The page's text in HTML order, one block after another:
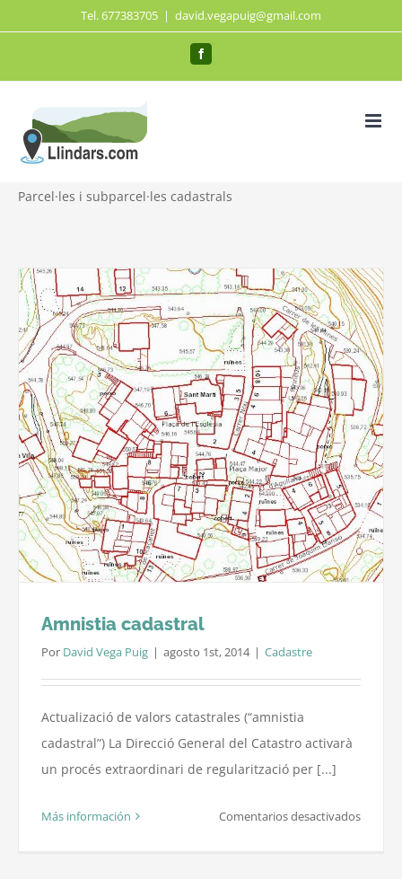
al
Tel. 677383705 | david.vegapuig@gmail.com
Facebook
Parcel·les i subparcel·les cadastrals
Amnistia cadastral
Por David Vega Puig | agosto 1st, 2014 | Cadastre
Actualizació de valors catastrales (“amnistia
cadastral”) La Direcció General del Catastro activarà
un procés extraordinari de regularització per [...]
Más información Comentarios desactivadosen